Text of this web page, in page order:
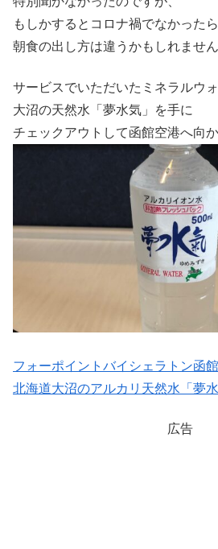
もしかするとコロナ禍でなかったら
朝食の出し方は違うかもしれません
サービスでいただいたミネラルウ
大沼の天然水「夢水気」を手に
チェックアウトして函館空港へ向
フォーポイントバイシェラトン函館
北海道大沼のアルカリ天然水「夢水
広告